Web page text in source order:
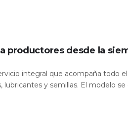
productores desde la
integral que acompaña todo
lubricantes y semillas. El modelo